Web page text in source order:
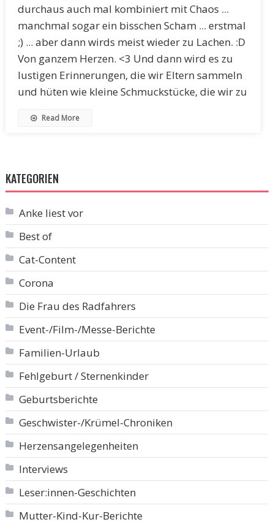
durchaus auch mal kombiniert mit Chaos ...
manchmal sogar ein bisschen Scham ... erstmal
;) ... aber dann wirds meist wieder zu Lachen. :D
Von ganzem Herzen. <3 Und dann wird es zu
lustigen Erinnerungen, die wir Eltern sammeln
und hüten wie kleine Schmuckstücke, die wir zu
Read More
KATEGORIEN
Anke liest vor
Best of
Cat-Content
Corona
Die Frau des Radfahrers
Event-/Film-/Messe-Berichte
Familien-Urlaub
Fehlgeburt / Sternenkinder
Geburtsberichte
Geschwister-/Krümel-Chroniken
Herzensangelegenheiten
Interviews
Leser:innen-Geschichten
Mutter-Kind-Kur-Berichte